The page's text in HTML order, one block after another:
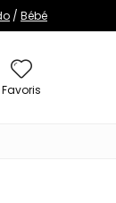
/ Bébé
Favoris